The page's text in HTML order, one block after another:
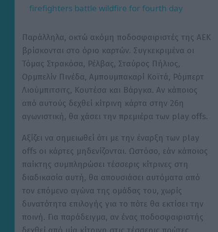
a
y
V
i
d
e
o
firefighters battle wildfire for fourth day
Παράλληλα, οκτώ ακόμη ποδοσφαιριστές της ΑΕΚ
βρίσκονται στο όριο καρτών. Συγκεκριμένα οι
Τόμας Στρακόσα, Ρέλβας, Σταύρος Πήλιος,
Ορμπελίν Πινέδα, Αμπουμπακαρί Κοϊτά, Ρόμπερτ
Λιούμπιτσιτς, Κουτέσα και Βάργκα. Αν κάποιος
από αυτούς δεχθεί κίτρινη κάρτα στην 26η
αγωνιστική, θα χάσει την πρεμιέρα των play offs.
Αξίζει να σημειωθεί ότι με την έναρξη των play
offs οι κάρτες μηδενίζονται. Ωστόσο, εάν κάποιος
παίκτης συμπληρώσει τέσσερις κίτρινες στη
διαδικασία αυτή, θα απουσιάσει αυτόματα από
τον επόμενο αγώνα της ομάδας του, χωρίς
δυνατότητα επιλογής για το πότε θα εκτίσει την
ποινή. Για παράδειγμα, αν ένας ποδοσφαιριστής